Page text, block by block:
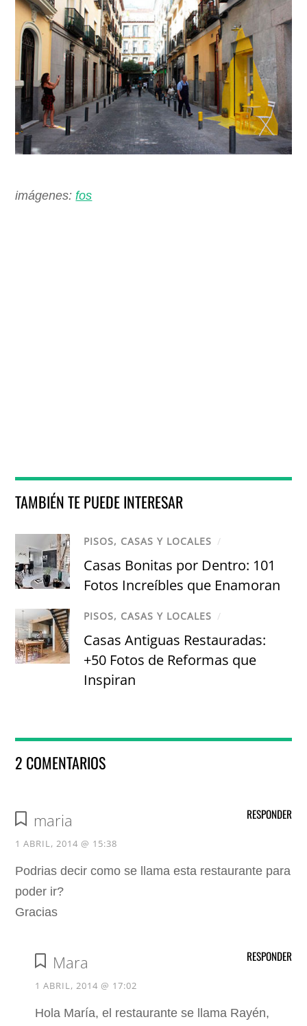
imágenes:fos
TAMBIÉN TE PUEDE INTERESAR
PISOS, CASAS Y LOCALES /
Casas Bonitas por Dentro: 101
Fotos Increíbles que Enamoran
PISOS, CASAS Y LOCALES /
Casas Antiguas Restauradas:
+50 Fotos de Reformas que
Inspiran
2 COMENTARIOS
maria
1 ABRIL, 2014 @ 15:38
Podrias decir como se llama esta restaurante para
poder ir?
Gracias
RESPONDER
Mara
1 ABRIL, 2014 @ 17:02
Hola María, el restaurante se llama Rayén,
RESPONDER